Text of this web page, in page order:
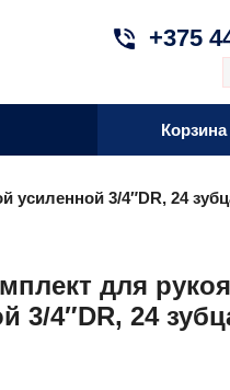
+375
Корзина
3/4″DR, 24
для
3/4″DR, 24